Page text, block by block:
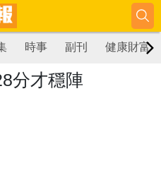
時事 副刊 健康財富
分才穩陣